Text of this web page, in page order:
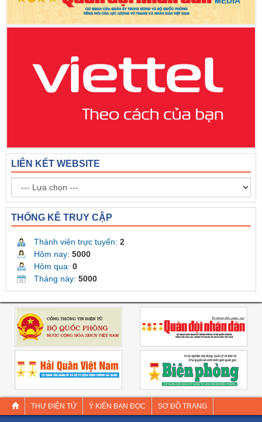
LIÊN KẾT WEBSITE
THỐNG KÊ TRUY CẬP
Thành viên trực tuyến: 2
Hôm nay: 5000
Hôm qua: 0
Tháng này: 5000
THƯ ĐIỆN TỬ Ý KIẾN BẠN ĐỌC SƠ ĐỒ TRANG